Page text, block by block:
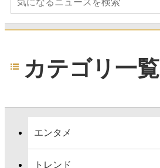
カテゴリ一覧
エンタメ
トレンド